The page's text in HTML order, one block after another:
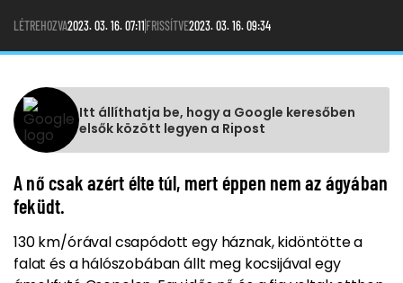
LÉTREHOZVA2023. 03. 16. 07:11FRISSÍTVE2023. 03. 16. 09:34
Itt állíthatja be, hogy a Google keresőben
elsők között legyen a Ripost
A nő csak azért élte túl, mert éppen nem az ágyában
feküdt.
130 km/órával csapódott egy háznak, kidöntötte a
falat és a hálószobában állt meg kocsijával egy